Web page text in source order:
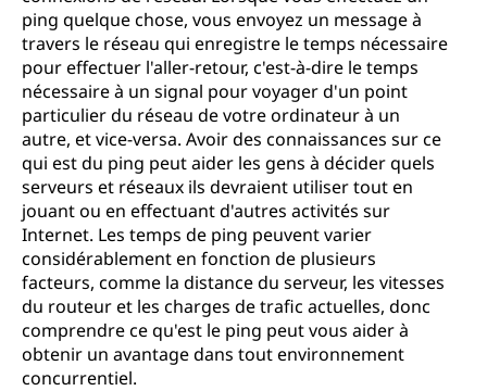
ping quelque chose, vous envoyez un message à
travers le réseau qui enregistre le temps nécessaire
pour effectuer l'aller-retour, c'est-à-dire le temps
nécessaire à un signal pour voyager d'un point
particulier du réseau de votre ordinateur à un
autre, et vice-versa. Avoir des connaissances sur ce
qui est du ping peut aider les gens à décider quels
serveurs et réseaux ils devraient utiliser tout en
jouant ou en effectuant d'autres activités sur
Internet. Les temps de ping peuvent varier
considérablement en fonction de plusieurs
facteurs, comme la distance du serveur, les vitesses
du routeur et les charges de trafic actuelles, donc
comprendre ce qu'est le ping peut vous aider à
obtenir un avantage dans tout environnement
concurrentiel.